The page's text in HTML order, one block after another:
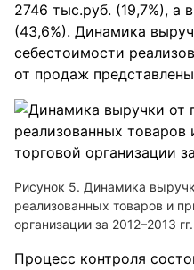
2746 тыс.руб. (19,7%), а
(43,6%). Динамика
себестоимости
от продаж
Рисунок 5. Динамика
реализованных товаров и
организации за 2012–2013 гг.
Процесс контроля